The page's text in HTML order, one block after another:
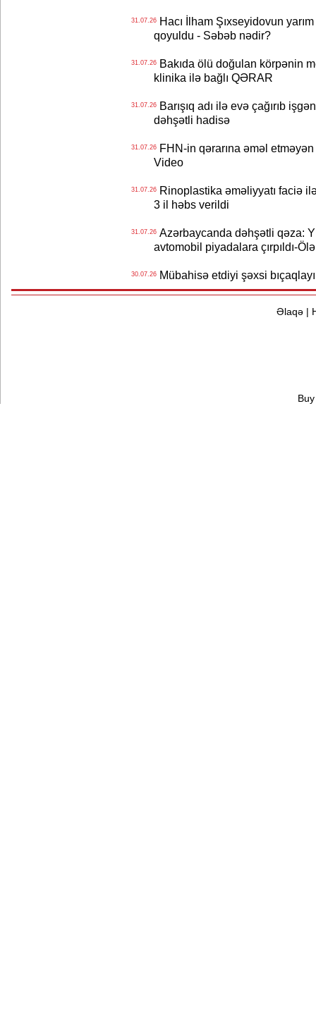
31.07.26Hacı İlham Şıxseyidovun
qoyuldu - Səbəb nədir?
31.07.26Bakıda ölü doğulan körpənin
klinika ilə bağlı QƏRAR
31.07.26Barışıq adı ilə evə çağırıb
dəhşətli hadisə
31.07.26FHN-in qərarına əməl
Video
31.07.26Rinoplastika əməliyyatı faciə
3 il həbs verildi
31.07.26Azərbaycanda dəhşətli qəza:
avtomobil piyadalara çırpıldı-
30.07.26Mübahisə etdiyi şəxsi
Əlaqə|